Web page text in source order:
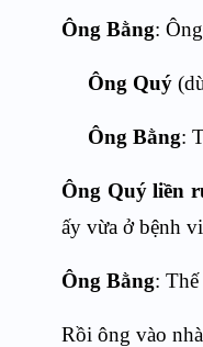
Ông Bằng:
Ông Quý
Ông Bằng:
Ông Quý liền
ấy vừa ở bệnh
Ông Bằng:
Rồi ông vào